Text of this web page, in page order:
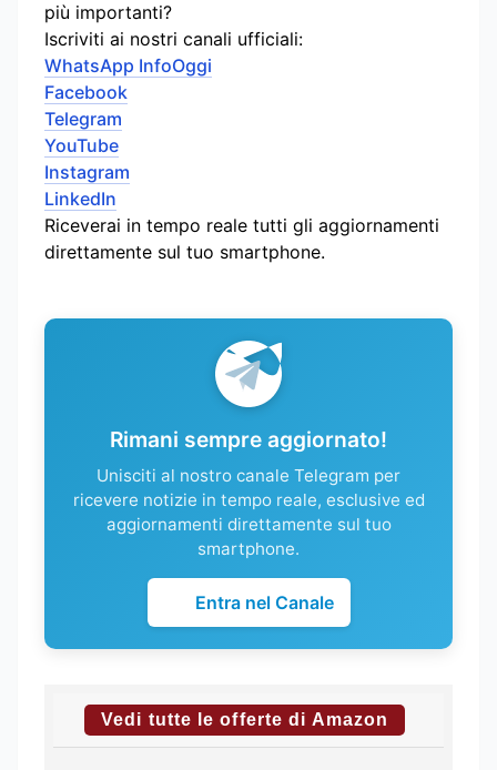
più importanti?
Iscriviti ai nostri canali ufficiali:
WhatsApp InfoOggi
Facebook
Telegram
YouTube
Instagram
LinkedIn
Riceverai in tempo reale tutti gli aggiornamenti
direttamente sul tuo smartphone.
Rimani sempre aggiornato!
Unisciti al nostro canale Telegram per
ricevere notizie in tempo reale, esclusive ed
aggiornamenti direttamente sul tuo
smartphone.
Entra nel Canale